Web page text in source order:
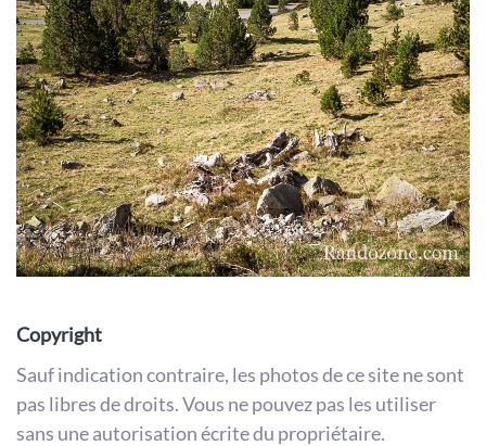
Copyright
Sauf indication contraire, les photos de ce site ne sont
pas libres de droits. Vous ne pouvez pas les utiliser
sans une autorisation écrite du propriétaire.